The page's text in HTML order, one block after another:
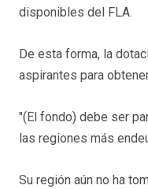
disponibles del FLA.
De esta forma, la
aspirantes para
"(El fondo) debe ser
las regiones más
Su región aún no ha